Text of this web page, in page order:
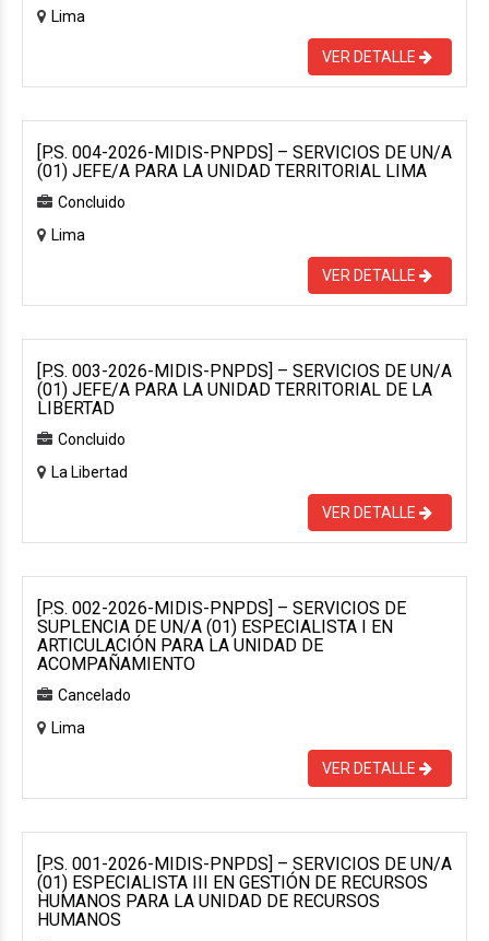
Lima
VER DETALLE
[P.S. 004-2026-MIDIS-PNPDS] – SERVICIOS DE UN/A
(01) JEFE/A PARA LA UNIDAD TERRITORIAL LIMA
Concluido
Lima
VER DETALLE
[P.S. 003-2026-MIDIS-PNPDS] – SERVICIOS DE UN/A
(01) JEFE/A PARA LA UNIDAD TERRITORIAL DE LA
LIBERTAD
Concluido
La Libertad
VER DETALLE
[P.S. 002-2026-MIDIS-PNPDS] – SERVICIOS DE
SUPLENCIA DE UN/A (01) ESPECIALISTA I EN
ARTICULACIÓN PARA LA UNIDAD DE
ACOMPAÑAMIENTO
Cancelado
Lima
VER DETALLE
[P.S. 001-2026-MIDIS-PNPDS] – SERVICIOS DE UN/A
(01) ESPECIALISTA III EN GESTIÓN DE RECURSOS
HUMANOS PARA LA UNIDAD DE RECURSOS
HUMANOS